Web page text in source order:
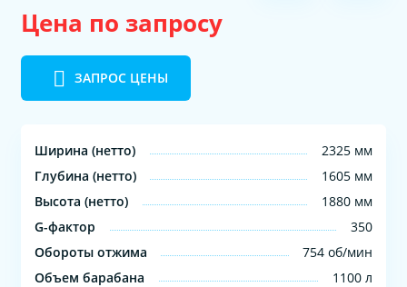
Цена по запросу
ЗАПРОС ЦЕНЫ
Ширина (нетто)
2325 мм
Глубина (нетто)
1605 мм
Высота (нетто)
1880 мм
G-фактор
350
Обороты отжима
754 об/мин
Объем барабана
1100 л